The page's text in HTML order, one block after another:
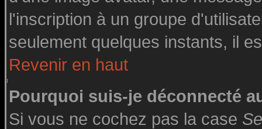
l'inscription à un groupe
seulement quelques instants, il
Revenir en haut
Pourquoi suis-je déconnecté
Si vous ne cochez pas la case